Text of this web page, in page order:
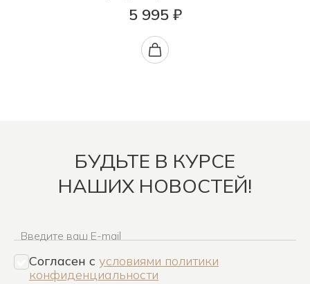
5 995 ₽
БУДЬТЕ В КУРСЕ
НАШИХ НОВОСТЕЙ!
Введите ваш E-mail
Согласен c условиями политики
конфиденциальности